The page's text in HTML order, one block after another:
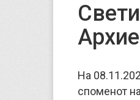
На
споменот на